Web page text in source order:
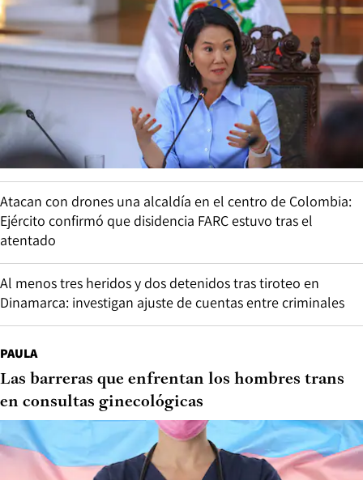
Atacan con drones una alcaldía en el centro de Colombia:
Ejército confirmó que disidencia FARC estuvo tras el
atentado
Al menos tres heridos y dos detenidos tras tiroteo en
Dinamarca: investigan ajuste de cuentas entre criminales
PAULA
Las barreras que enfrentan los hombres trans
en consultas ginecológicas